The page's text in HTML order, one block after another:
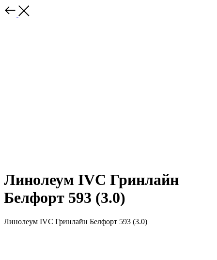
Линолеум IVC Гринлайн
Белфорт 593 (3.0)
Линолеум IVC Гринлайн Белфорт 593 (3.0)